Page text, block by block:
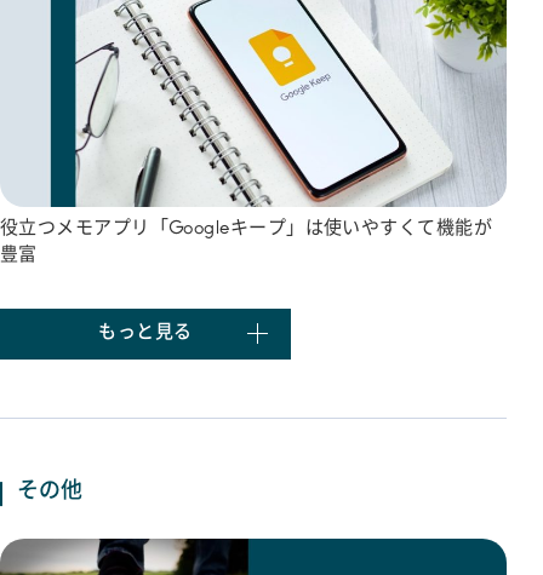
役立つメモアプリ「Googleキープ」は使いやすくて機能が
豊富
もっと見る
その他